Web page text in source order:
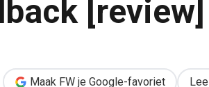
[review]
Maak FW je Google-favoriet